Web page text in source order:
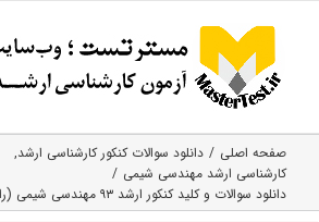
content
صفحه اصلی
دانلود سوالات کنکور کارشناسی ارشد
کارشناسی ارشد مهندسی شیمی
دانلود سوالات و کلید کنکور ارشد ۹۳ مهندسی شیمی (رایگان)